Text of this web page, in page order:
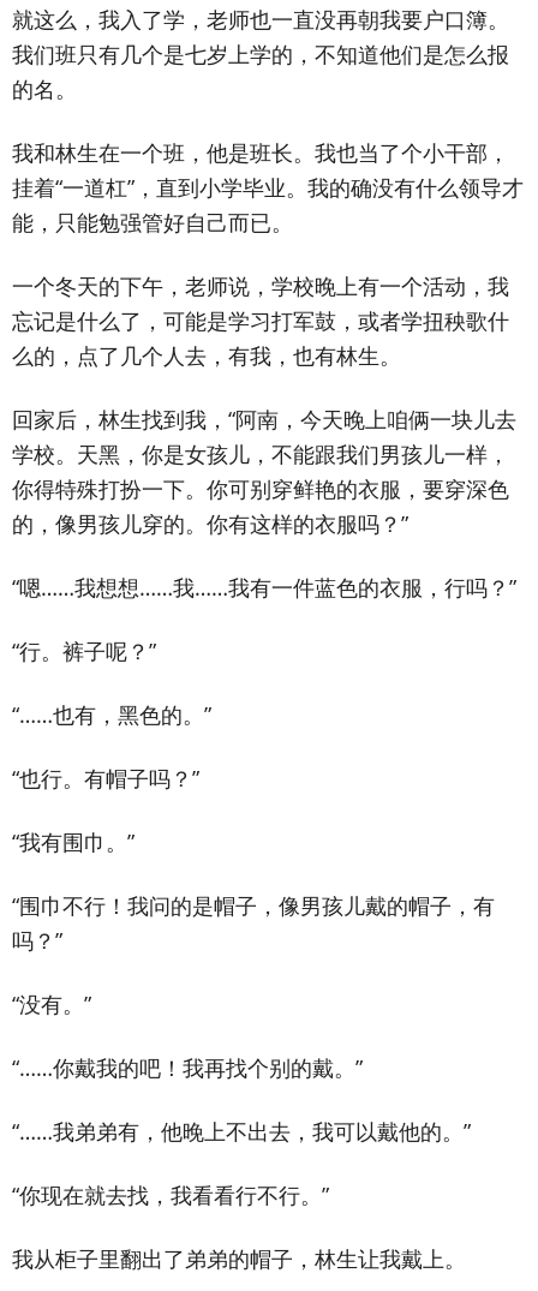
就这么，我入了学，老师也一直没再朝我要户口簿。
我们班只有几个是七岁上学的，不知道他们是怎么报
的名。
我和林生在一个班，他是班长。我也当了个小干部，
挂着“一道杠”，直到小学毕业。我的确没有什么领导才
能，只能勉强管好自己而已。
一个冬天的下午，老师说，学校晚上有一个活动，我
忘记是什么了，可能是学习打军鼓，或者学扭秧歌什
么的，点了几个人去，有我，也有林生。
回家后，林生找到我，“阿南，今天晚上咱俩一块儿去
学校。天黑，你是女孩儿，不能跟我们男孩儿一样，
你得特殊打扮一下。你可别穿鲜艳的衣服，要穿深色
的，像男孩儿穿的。你有这样的衣服吗？”
“嗯……我想想……我……我有一件蓝色的衣服，行吗？”
“行。裤子呢？”
“……也有，黑色的。”
“也行。有帽子吗？”
“我有围巾。”
“围巾不行！我问的是帽子，像男孩儿戴的帽子，有
吗？”
“没有。”
“……你戴我的吧！我再找个别的戴。”
“……我弟弟有，他晚上不出去，我可以戴他的。”
“你现在就去找，我看看行不行。”
我从柜子里翻出了弟弟的帽子，林生让我戴上。